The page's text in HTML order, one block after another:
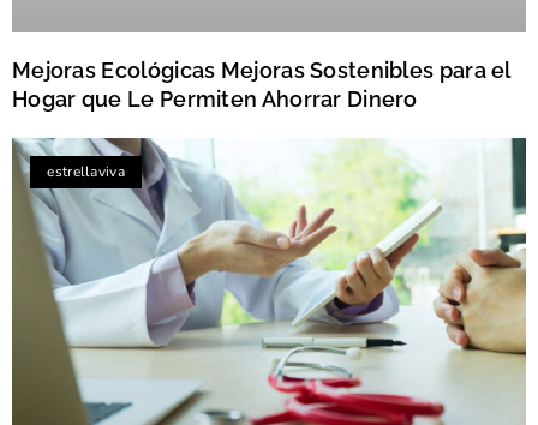
Mejoras Ecológicas Mejoras Sostenibles para el
Hogar que Le Permiten Ahorrar Dinero
estrellaviva